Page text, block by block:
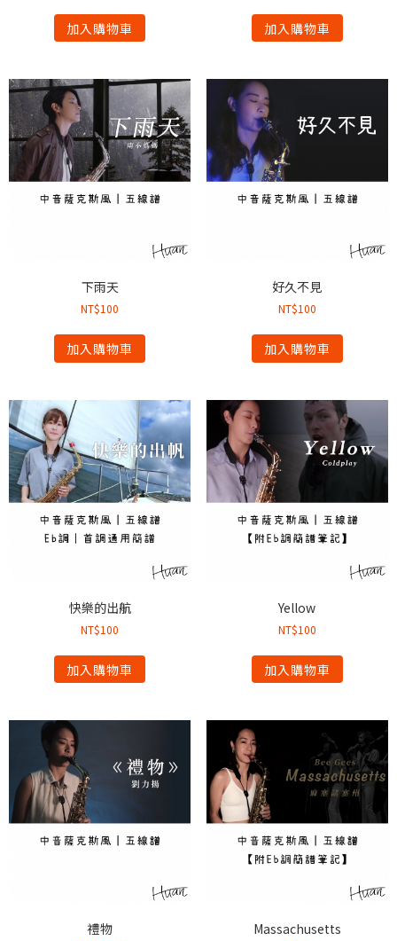
加入購物車 加入購物車
下雨天
NT$100
加入購物車
好久不見
NT$100
加入購物車
快樂的出航
NT$100
加入購物車
Yellow
NT$100
加入購物車
禮物 Massachusetts